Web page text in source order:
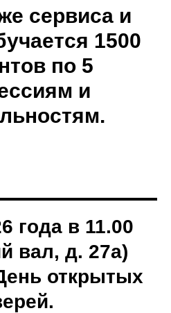
сервиса и
1500
по 5
и
года в 11.00
вал, д. 27а)
открытых